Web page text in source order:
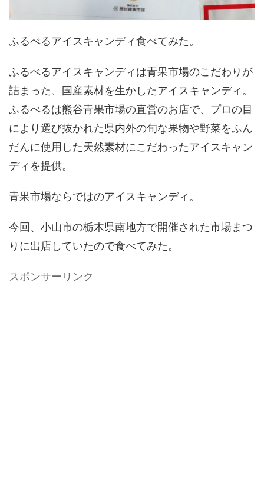
ふるべるアイスキャンディ食べてみた。
ふるべるアイスキャンディは青果市場のこだわりが
詰まった、国産素材を生かしたアイスキャンディ。
ふるべるは熊谷青果市場の直営のお店で、プロの目
により選び抜かれた県内外の旬な果物や野菜をふん
だんに使用した天然素材にこだわったアイスキャン
ディを提供。
青果市場ならではのアイスキャンディ。
今回、小山市の栃木県南地方で開催された市場まつ
りに出店していたので食べてみた。
スポンサーリンク